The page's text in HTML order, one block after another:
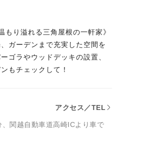
もり溢れる三角屋根の一軒家》
ガーデンまで充実した空間を
ゴラやウッドデッキの設置、
もチェックして！
アクセス／TEL
、関越自動車道高崎ICより車で